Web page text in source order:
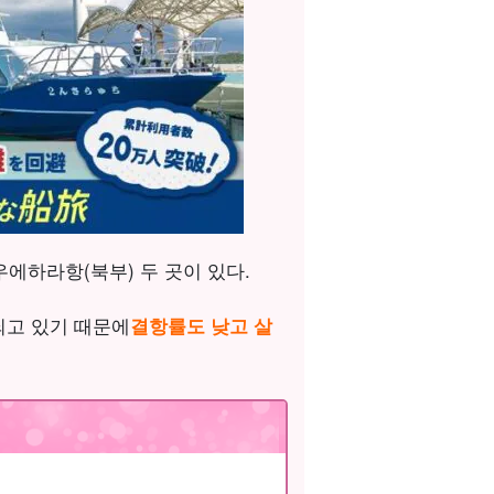
하라항(북부) 두 곳이 있다.
있기 때문에결항률도 낮고 살